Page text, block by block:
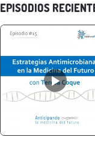
EPISODIOS